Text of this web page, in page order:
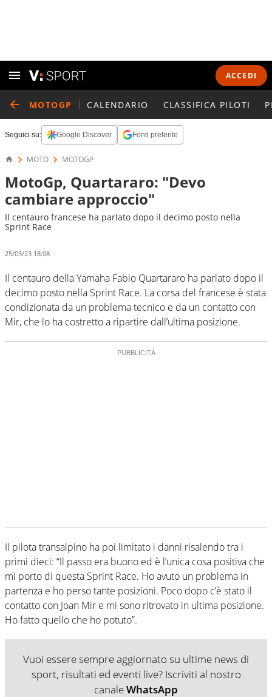
ACCEDI
MOTOGP CALENDARIO CLASSIFICA PILOTI
Seguici su: Google Discover Fonti preferite
MOTO MOTOGP
MotoGp, Quartararo: "Devo
cambiare approccio"
Il centauro francese ha parlato dopo il decimo posto nella
Sprint Race
25/03/23 18:08
Il centauro della Yamaha Fabio Quartararo ha parlato dopo il
decimo posto nella Sprint Race. La corsa del francese è stata
condizionata da un problema tecnico e da un contatto con
Mir, che lo ha costretto a ripartire dall’ultima posizione.
Il pilota transalpino ha poi limitato i danni risalendo tra i
primi dieci: “Il passo era buono ed è l’unica cosa positiva che
mi porto di questa Sprint Race. Ho avuto un problema in
partenza e ho perso tante posizioni. Poco dopo c’è stato il
contatto con Joan Mir e mi sono ritrovato in ultima posizione.
Ho fatto quello che ho potuto”.
Vuoi essere sempre aggiornato su ultime news di
sport, risultati ed eventi live? Iscriviti al nostro
canaleWhatsApp